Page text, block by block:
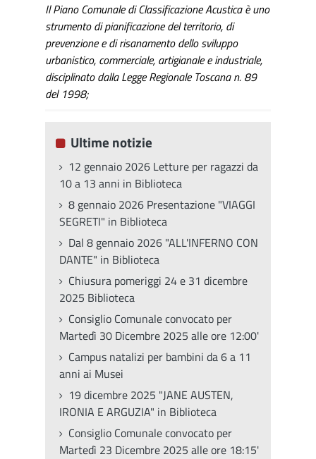
Il Piano Comunale di Classificazione Acustica è uno
strumento di pianificazione del territorio, di
prevenzione e di risanamento dello sviluppo
urbanistico, commerciale, artigianale e industriale,
disciplinato dalla Legge Regionale Toscana n. 89
del 1998;
Ultime notizie
12 gennaio 2026 Letture per ragazzi da
10 a 13 anni in Biblioteca
8 gennaio 2026 Presentazione "VIAGGI
SEGRETI" in Biblioteca
Dal 8 gennaio 2026 "ALL'INFERNO CON
DANTE" in Biblioteca
Chiusura pomeriggi 24 e 31 dicembre
2025 Biblioteca
Consiglio Comunale convocato per
Martedì 30 Dicembre 2025 alle ore 12:00'
Campus natalizi per bambini da 6 a 11
anni ai Musei
19 dicembre 2025 "JANE AUSTEN,
IRONIA E ARGUZIA" in Biblioteca
Consiglio Comunale convocato per
Martedì 23 Dicembre 2025 alle ore 18:15'